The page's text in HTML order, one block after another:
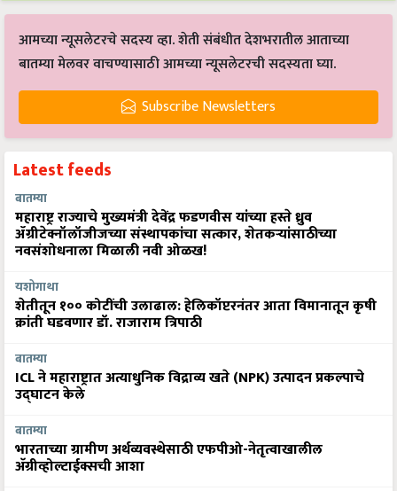
आमच्या न्यूसलेटरचे सदस्य व्हा. शेती संबंधीत देशभरातील आताच्या
बातम्या मेलवर वाचण्यासाठी आमच्या न्यूसलेटरची सदस्यता घ्या.
Subscribe Newsletters
Latest feeds
बातम्या
महाराष्ट्र राज्याचे मुख्यमंत्री देवेंद्र फडणवीस यांच्या हस्ते ध्रुव
ॲग्रीटेक्नॉलॉजीजच्या संस्थापकांचा सत्कार, शेतकऱ्यांसाठीच्या
नवसंशोधनाला मिळाली नवी ओळख!
यशोगाथा
शेतीतून १०० कोटींची उलाढाल: हेलिकॉप्टरनंतर आता विमानातून कृषी
क्रांती घडवणार डॉ. राजाराम त्रिपाठी
बातम्या
ICL ने महाराष्ट्रात अत्याधुनिक विद्राव्य खते (NPK) उत्पादन प्रकल्पाचे
उद्घाटन केले
बातम्या
भारताच्या ग्रामीण अर्थव्यवस्थेसाठी एफपीओ-नेतृत्वाखालील
अ‍ॅग्रीव्होल्टाईक्सची आशा